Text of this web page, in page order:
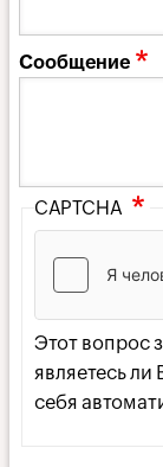
Сообщение
CAPTCHA
Этот вопрос
являетесь ли
себя